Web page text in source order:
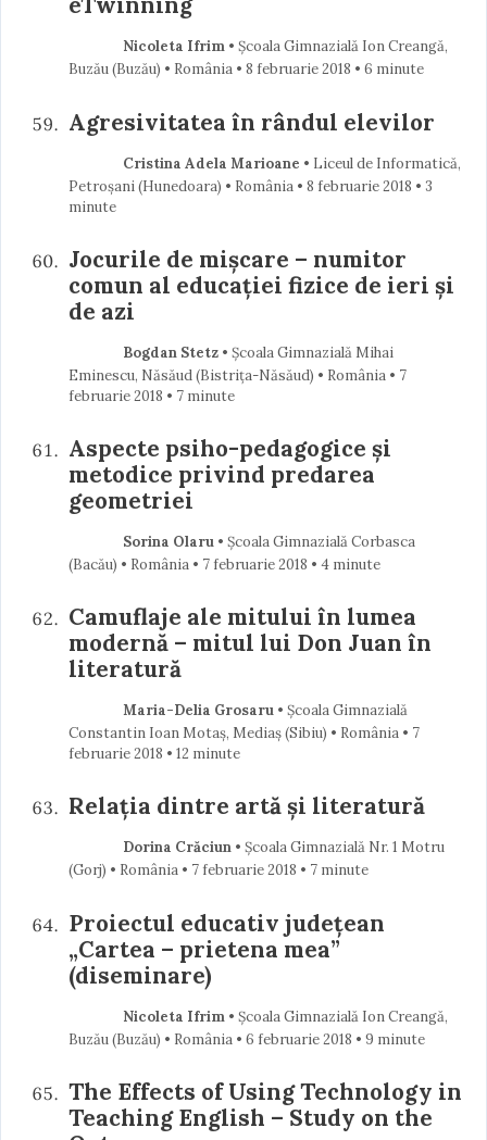
Nicoleta Ifrim• Școala Gimnazială Ion Creangă,
Buzău (Buzău) • România
8 februarie 2018 • 6 minute
Agresivitatea în rândul elevilor
Cristina Adela Marioane • Liceul de Informatică,
Petroșani (Hunedoara) • România
8 februarie 2018 • 3
minute
Jocurile de mișcare – numitor
comun al educației fizice de ieri și
de azi
Bogdan Stetz• Școala Gimnazială Mihai
Eminescu, Năsăud (Bistriţa-Năsăud) • România
7
februarie 2018 • 7 minute
Aspecte psiho-pedagogice şi
metodice privind predarea
geometriei
Sorina Olaru• Școala Gimnazială Corbasca
(Bacău) • România
7 februarie 2018 • 4 minute
Camuflaje ale mitului în lumea
modernă – mitul lui Don Juan în
literatură
Maria-Delia Grosaru• Școala Gimnazială
Constantin Ioan Motaș, Mediaș (Sibiu) • România
7
februarie 2018 • 12 minute
Relația dintre artă și literatură
Dorina Crăciun• Școala Gimnazială Nr. 1 Motru
(Gorj) • România
7 februarie 2018 • 7 minute
Proiectul educativ județean
„Cartea – prietena mea”
(diseminare)
Nicoleta Ifrim• Școala Gimnazială Ion Creangă,
Buzău (Buzău) • România
6 februarie 2018 • 9 minute
The Effects of Using Technology in
Teaching English – Study on the